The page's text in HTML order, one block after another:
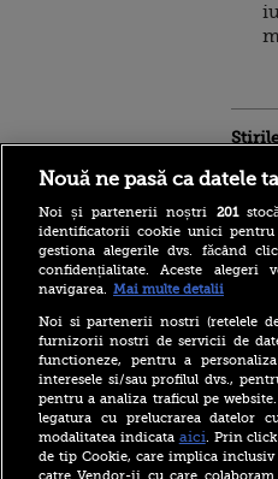
2026.
pot
Ce l-
prima
pentru
Nouă ne pasă ca datele
Noi și partenerii noștri 201
identificatorii cookie unici pentru
gestiona alegerile dvs. făcând
confidențialitate. Aceste
navigarea. Mai multe detalii
Noi si partenerii nostri (retelele
furnizorii nostri de servicii de
functioneze, pentru a
interesele si/sau profilul dvs.,
pentru a analiza traficul pe
legatura cu prelucrarea datelor
modalitatea indicata aici. Prin click
de tip Cookie, care implica